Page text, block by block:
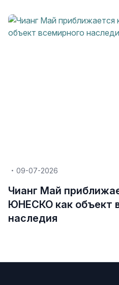
09-07-2026
Чианг Май
ЮНЕСКО как объект
наследия